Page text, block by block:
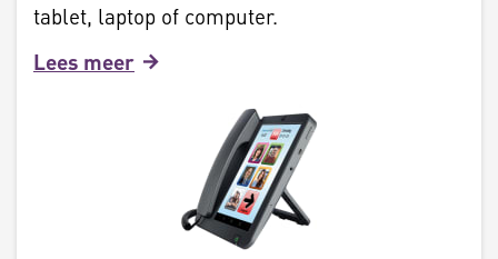
tablet, laptop of computer.
Lees meer